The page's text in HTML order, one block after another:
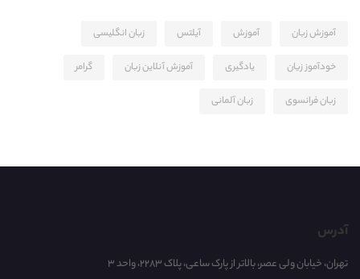
آموزش زبان آموزش آیلتس زبان انگلیسی
خودآموز زیان یادگیری آموزش آنلاین زبان گرامر
زبان فرانسوی زبان آلمانی
آدرس
تهران، خیابان ولی عصر، بالاتر از پارک ساعی، پلاک 2283، واحد 3